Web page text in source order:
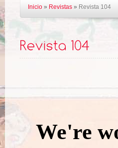
Inicio » Revistas » Revista 104